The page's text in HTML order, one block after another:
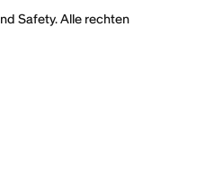
Safety. Alle rechten